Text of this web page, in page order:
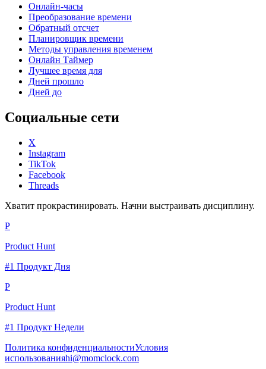
Онлайн-часы
Преобразование времени
Обратный отсчет
Планировщик времени
Методы управления временем
Онлайн Таймер
Лучшее время для
Дней прошло
Дней до
Социальные сети
X
Instagram
TikTok
Facebook
Threads
Хватит прокрастинировать. Начни выстраивать дисциплину.
P
Product Hunt
#1 Продукт Дня
P
Product Hunt
#1 Продукт Недели
Политика конфиденциальностиУсловия
использованияhi@momclock.com